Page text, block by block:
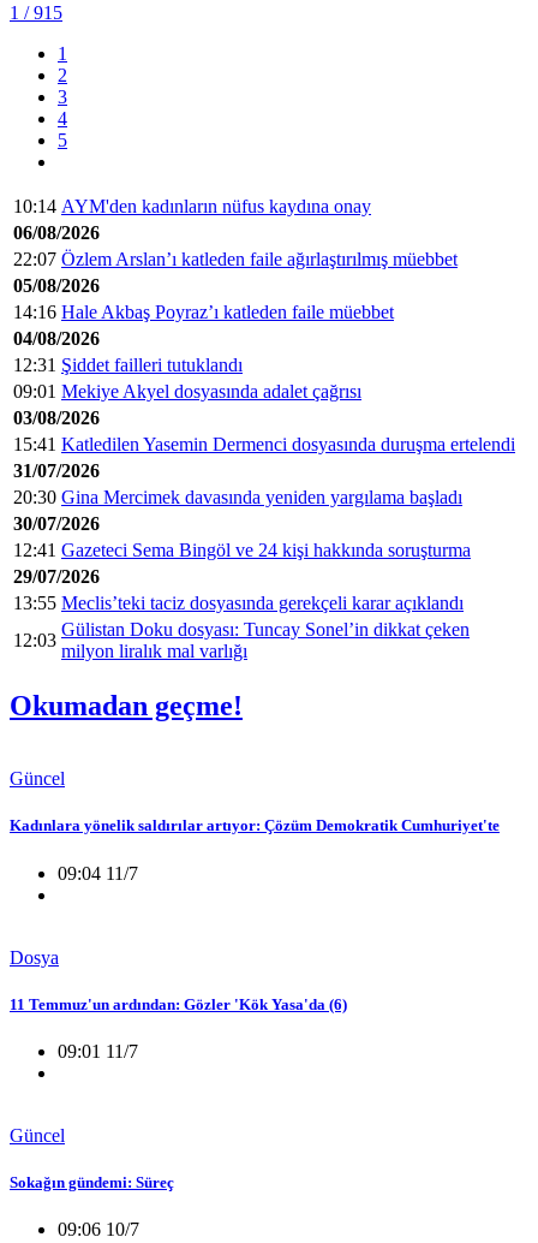
1 / 915
1
2
3
4
5
10:14 AYM'den kadınların nüfus kaydına onay
06/08/2026
22:07 Özlem Arslan’ı katleden faile ağırlaştırılmış müebbet
05/08/2026
14:16 Hale Akbaş Poyraz’ı katleden faile müebbet
04/08/2026
12:31 Şiddet failleri tutuklandı
09:01 Mekiye Akyel dosyasında adalet çağrısı
03/08/2026
15:41 Katledilen Yasemin Dermenci dosyasında duruşma ertelendi
31/07/2026
20:30 Gina Mercimek davasında yeniden yargılama başladı
30/07/2026
12:41 Gazeteci Sema Bingöl ve 24 kişi hakkında soruşturma
29/07/2026
13:55 Meclis’teki taciz dosyasında gerekçeli karar açıklandı
12:03
Gülistan Doku dosyası: Tuncay Sonel’in dikkat çeken
milyon liralık mal varlığı
Okumadan geçme!
Güncel
Kadınlara yönelik saldırılar artıyor: Çözüm Demokratik Cumhuriyet'te
09:04 11/7
Dosya
11 Temmuz'un ardından: Gözler 'Kök Yasa'da (6)
09:01 11/7
Güncel
Sokağın gündemi: Süreç
09:06 10/7